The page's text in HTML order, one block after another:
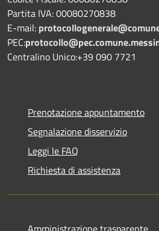
Partita IVA: 00080270838
E-mail:
PEC:
Centralino Unico:+39 090 7721
Prenotazione appuntamento
Segnalazione disservizio
Leggi le FAQ
Richiesta di assistenza